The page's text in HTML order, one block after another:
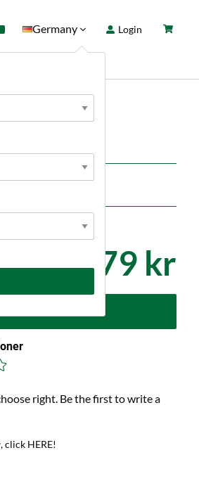
Germany Login
779 kr
right. Be the first to write a
click HERE!